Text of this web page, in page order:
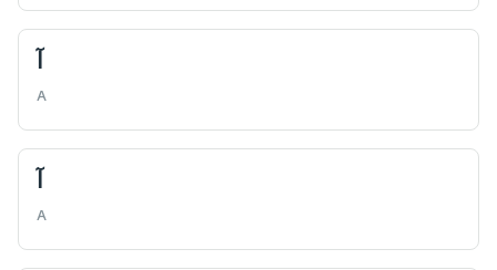
آ
A
آ
A